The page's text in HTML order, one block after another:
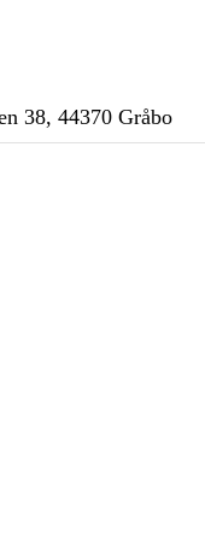
38, 44370 Gråbo